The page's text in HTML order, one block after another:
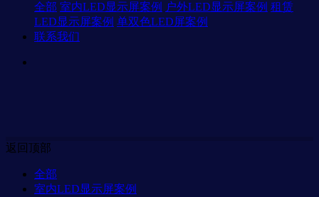
全部 室内LED显示屏案例 户外LED显示屏案例 租赁
LED显示屏案例 单双色LED屏案例
联系我们
返回顶部
全部
室内LED显示屏案例